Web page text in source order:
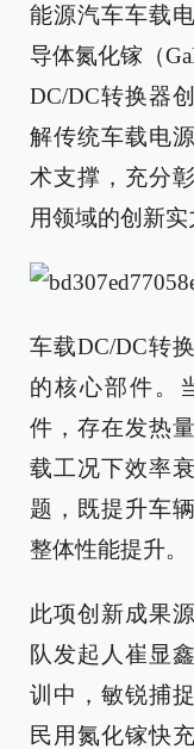
能源汽车车载
导体氮化镓（
DC/DC转换器
解传统车载电
术支撑，充分
用领域的创新实
车载DC/DC转
的核心部件。
件，存在发热
载工况下效率
题，既提升车
整体性能提升。
此项创新成果
队发起人崔显
训中，敏锐捕
民用氮化镓快